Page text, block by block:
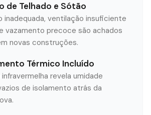
de Telhado e Sótão
inadequada, ventilação insuficiente
vazamento precoce são achados
novas construções.
Térmico Incluído
infravermelha revela umidade
de isolamento atrás da